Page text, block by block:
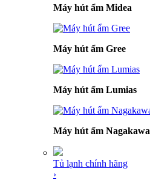
Máy hút ẩm Midea
Máy hút ẩm Gree
Máy hút ẩm Lumias
Máy hút ẩm Nagakawa
Tủ lạnh chính hãng
›